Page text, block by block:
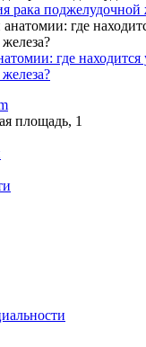
рака
где находится
площадь, 1